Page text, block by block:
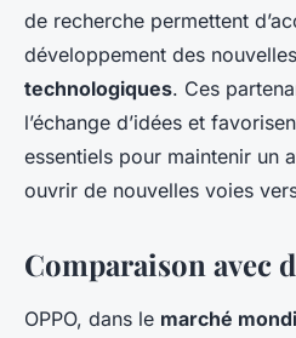
de recherche permettent
développement des nouvelles
technologiques. Ces
l’échange d’idées et
essentiels pour maintenir un
ouvrir de nouvelles voies
Comparaison avec
OPPO, dans le marché